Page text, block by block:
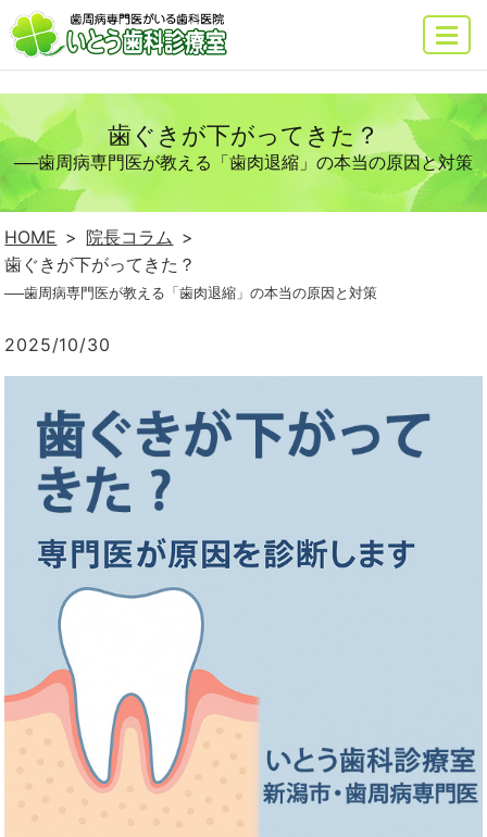
MENU
歯ぐきが下がってきた？
──歯周病専門医が教える「歯肉退縮」の本当の原因と対策
HOME
院長コラム
歯ぐきが下がってきた？
──歯周病専門医が教える「歯肉退縮」の本当の原因と対策
2025/10/30